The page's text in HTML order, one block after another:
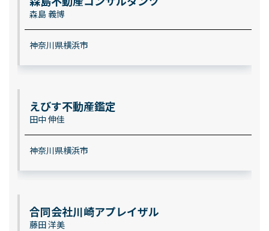
森島 義博
神奈川県横浜市
えびす不動産鑑定
田中 伸佳
神奈川県横浜市
合同会社川崎アプレイザル
藤田 洋美